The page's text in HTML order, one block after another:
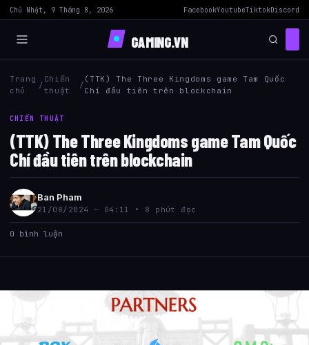
Chủ Nhật, 9 Tháng 8, 2026 FacebookYoutubeTiktokDiscord
GAMING.VN
Trang
chủ
/
Chiến
thuật
/
(TTK) The Three Kingdoms game Tam Quốc
Chí đầu tiên trên blockchain
CHIẾN THUẬT
(TTK) The Three Kingdoms game Tam Quốc
Chí đầu tiên trên blockchain
Ban Pham
21/08/2024 — 04:11 • 8 phút đọc
0 bình luận